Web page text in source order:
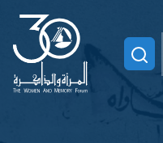
Search